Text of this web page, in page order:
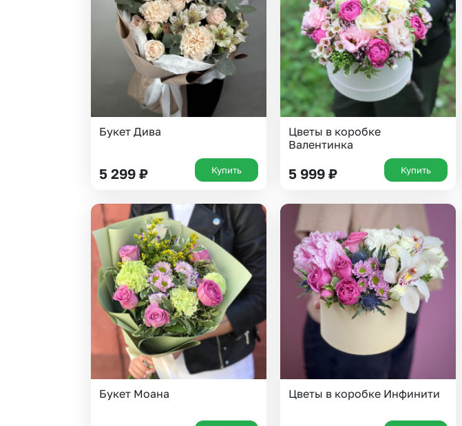
Гипсофила
Гортензии
Ирисы
Каллы
Суккуленты
Тюльпаны
Фрезия
Букет Дива
5 299 ₽ Купить
Цветы в коробке
Валентинка
5 999 ₽ Купить
Букет Моана Цветы в коробке Инфинити